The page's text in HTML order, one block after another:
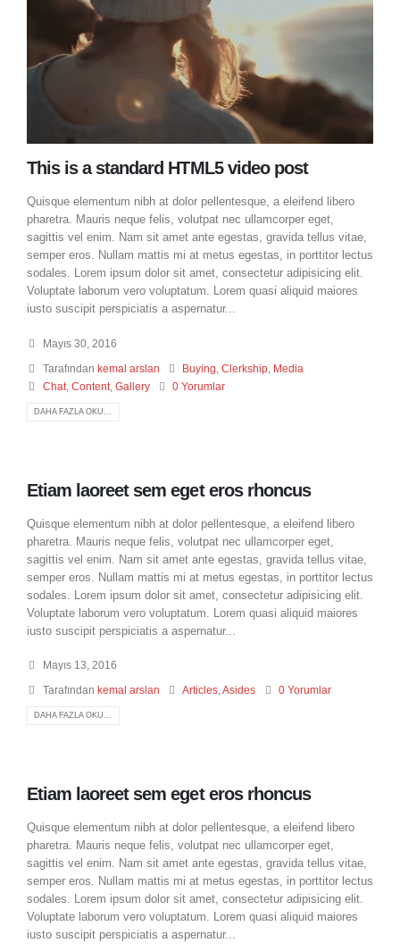
This is a standard HTML5 video post
Quisque elementum nibh at dolor pellentesque, a eleifend libero
pharetra. Mauris neque felis, volutpat nec ullamcorper eget,
sagittis vel enim. Nam sit amet ante egestas, gravida tellus vitae,
semper eros. Nullam mattis mi at metus egestas, in porttitor lectus
sodales. Lorem ipsum dolor sit amet, consectetur adipisicing elit.
Voluptate laborum vero voluptatum. Lorem quasi aliquid maiores
iusto suscipit perspiciatis a aspernatur...
Mayıs 30, 2016
Tarafından kemal arslan Buying ,Clerkship Media
Chat, Content, Gallery 0 Yorumlar
DAHA FAZLA OKU...
Etiam laoreet sem eget eros rhoncus
Quisque elementum nibh at dolor pellentesque, a eleifend libero
pharetra. Mauris neque felis, volutpat nec ullamcorper eget,
sagittis vel enim. Nam sit amet ante egestas, gravida tellus vitae,
semper eros. Nullam mattis mi at metus egestas, in porttitor lectus
sodales. Lorem ipsum dolor sit amet, consectetur adipisicing elit.
Voluptate laborum vero voluptatum. Lorem quasi aliquid maiores
iusto suscipit perspiciatis a aspernatur...
Mayıs 13, 2016
Tarafından kemal arslan Articles ,Asides 0 Yorumlar
DAHA FAZLA OKU...
Etiam laoreet sem eget eros rhoncus
Quisque elementum nibh at dolor pellentesque, a eleifend libero
pharetra. Mauris neque felis, volutpat nec ullamcorper eget,
sagittis vel enim. Nam sit amet ante egestas, gravida tellus vitae,
semper eros. Nullam mattis mi at metus egestas, in porttitor lectus
sodales. Lorem ipsum dolor sit amet, consectetur adipisicing elit.
Voluptate laborum vero voluptatum. Lorem quasi aliquid maiores
iusto suscipit perspiciatis a aspernatur...